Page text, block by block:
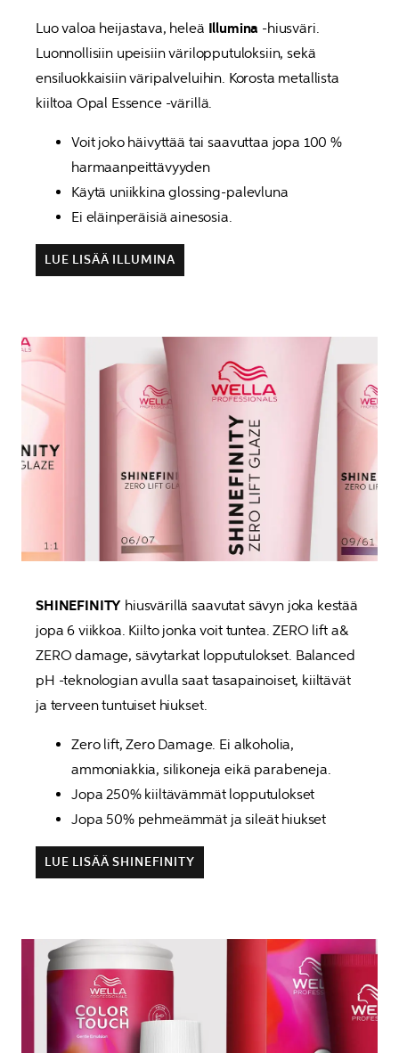
Luo valoa heijastava, heleä Illumina -hiusväri.
Luonnollisiin upeisiin värilopputuloksiin, sekä
ensiluokkaisiin väripalveluihin. Korosta metallista
kiiltoa Opal Essence -värillä.
Voit joko häivyttää tai saavuttaa jopa 100 %
harmaanpeittävyyden
Käytä uniikkina glossing-palevluna
Ei eläinperäisiä ainesosia.
LUE LISÄÄ ILLUMINA
SHINEFINITY hiusvärillä saavutat sävyn joka kestää
jopa 6 viikkoa. Kiilto jonka voit tuntea. ZERO lift a&
ZERO damage, sävytarkat lopputulokset. Balanced
pH -teknologian avulla saat tasapainoiset, kiiltävät
ja terveen tuntuiset hiukset.
Zero lift, Zero Damage. Ei alkoholia,
ammoniakkia, silikoneja eikä parabeneja.
Jopa 250% kiiltävämmät lopputulokset
Jopa 50% pehmeämmät ja sileät hiukset
LUE LISÄÄ SHINEFINITY